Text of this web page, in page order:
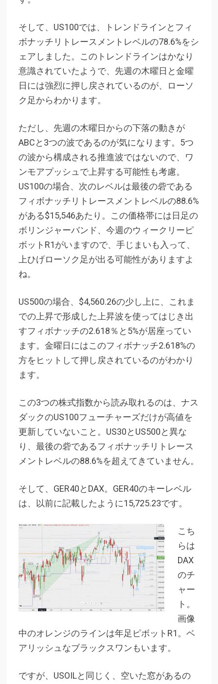
そして、US100では、トレンドラインとフィ
ボナッチリトレースメントレベルの78.6%をシ
ェアしました。このトレンドラインはかなり
意識されていたようで、先週の木曜日と金曜
日には強烈に押し戻されているのが、ローソ
ク足からわかります。
ただし、先週の木曜日からの下落の動きが
ABCと3つの波であるのが気になります。5つ
の波から構成される推進波ではないので、ワ
ンモアプッシュで上昇する可能性も考慮。
US100の場合、次のレベルは最後の砦である
フィボナッチリトレースメントレベルの88.6%
がある$15,546あたり。この価格帯には日足の
ボリンジャーバンド、今週のウィークリーピ
ボットR1がいますので、手じまいも入って、
上ひげローソク足が出る可能性がありますよ
ね。
US500の場合、$4,560.26の少し上に、これま
での上昇で形成した上昇波を使ってはじき出
すフィボナッチの2.618％と5%が居座ってい
ます。金曜日にはこのフィボナッチ2.618%の
方をヒットして押し戻されているのがわかり
ます。
この3つの株式指数から読み取れるのは、ナス
ダックのUS100フューチャーズだけが高値を
更新していないこと。US30とUS500と異な
り、最後の砦であるフィボナッチリトレース
メントレベルの88.6%を超えてきていません。
そして、GER40とDAX。GER40のキーレベル
は、以前に記載したように15,725.23です。
こち
らは
DAX
のチ
ャー
ト。
画像
中のオレンジのラインは年足ピボットR1。ベ
アリッシュなブラックスワンもいます。
ですが、USOILと同じく、空いた窓があるの